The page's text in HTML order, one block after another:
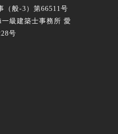
（般-3）第66511号
級建築士事務所 愛
号